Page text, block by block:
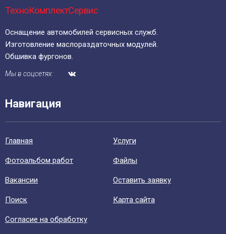
ТехноКомплектСервис
Оснащение автомобилей сервисных служб.
Изготовление маслораздаточных модулей.
Обшивка фургонов.
Мы в соцсетях:
Навигация
Главная Уcлуги
Фотоальбом работ Файлы
Вакансии Оставить заявку
Поиск Карта сайта
Согласие на обработку